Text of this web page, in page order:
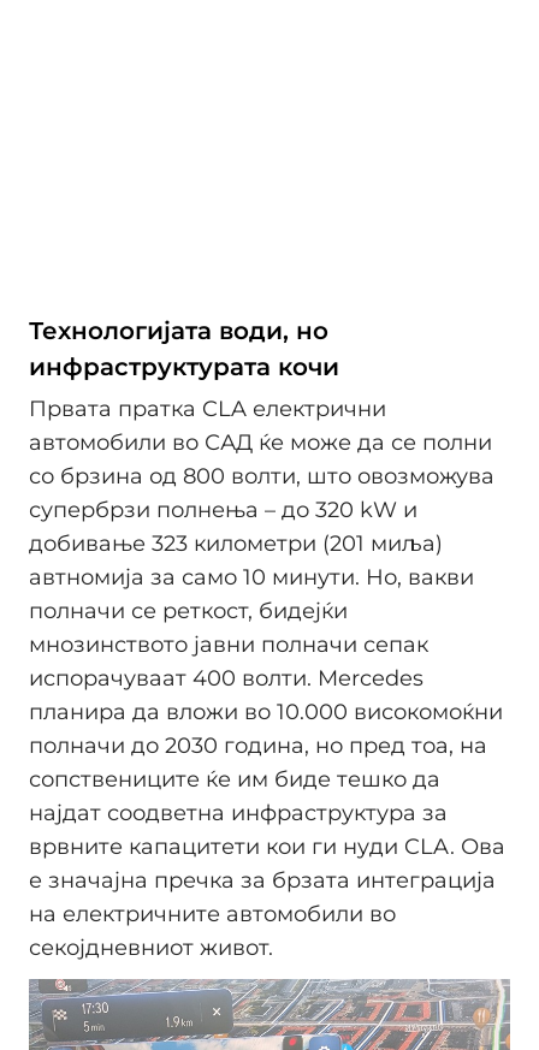
Технологијата води, но
инфраструктурата кочи
Првата пратка CLA електрични
автомобили во САД ќе може да се полни
со брзина од 800 волти, што овозможува
супербрзи полнења – до 320 kW и
добивање 323 километри (201 миља)
автномија за само 10 минути. Но, вакви
полначи се реткост, бидејќи
мнозинството јавни полначи сепак
испорачуваат 400 волти. Mercedes
планира да вложи во 10.000 високомоќни
полначи до 2030 година, но пред тоа, на
сопствениците ќе им биде тешко да
најдат соодветна инфраструктура за
врвните капацитети кои ги нуди CLA. Ова
е значајна пречка за брзата интеграција
на електричните автомобили во
секојдневниот живот.